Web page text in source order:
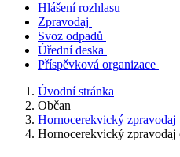
Hlášení rozhlasu
Zpravodaj
Svoz odpadů
Úřední deska
Příspěvková organizace
Úvodní stránka
Občan
Hornocerekvický zpravodaj
Hornocerekvický zpravodaj